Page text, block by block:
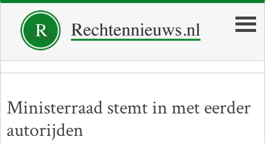
Ministerraad stemt in met eerder
autorijden